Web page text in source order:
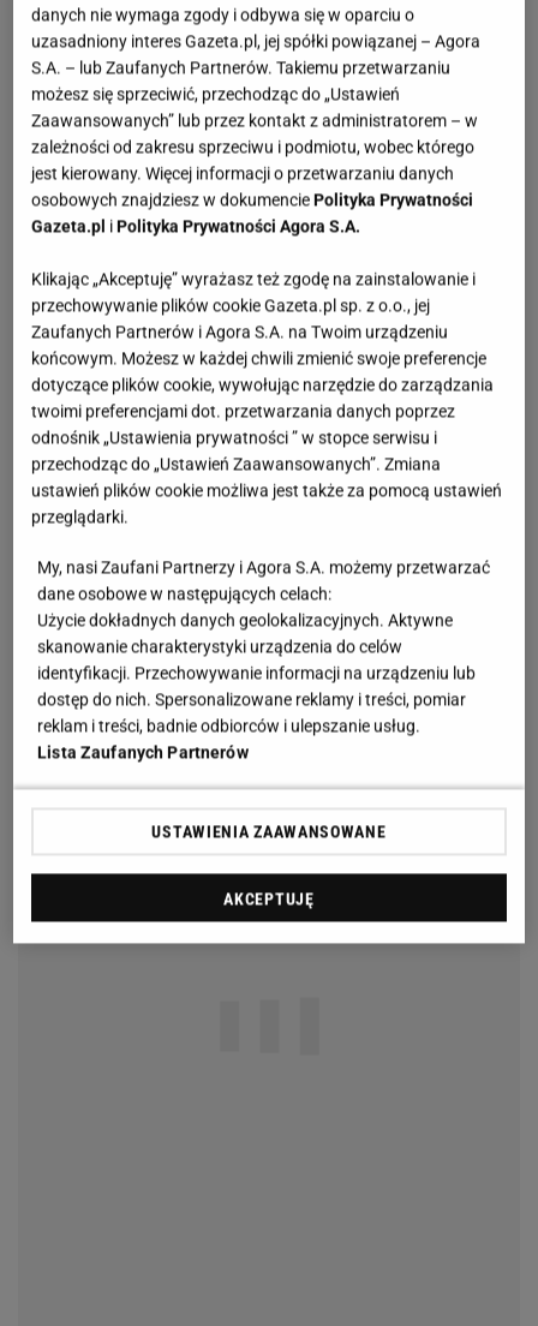
danych nie wymaga zgody i odbywa się w oparciu o
uzasadniony interes Gazeta.pl, jej spółki powiązanej – Agora
S.A. – lub Zaufanych Partnerów. Takiemu przetwarzaniu
możesz się sprzeciwić, przechodząc do „Ustawień
Zaawansowanych” lub przez kontakt z administratorem – w
zależności od zakresu sprzeciwu i podmiotu, wobec którego
jest kierowany. Więcej informacji o przetwarzaniu danych
osobowych znajdziesz w dokumenciePolityka Prywatności
Gazeta.pl iPolityka Prywatności Agora S.A.
Klikając „Akceptuję” wyrażasz też zgodę na zainstalowanie i
przechowywanie plików cookie Gazeta.pl sp. z o.o., jej
Zaufanych Partnerów i Agora S.A. na Twoim urządzeniu
końcowym. Możesz w każdej chwili zmienić swoje preferencje
dotyczące plików cookie, wywołując narzędzie do zarządzania
twoimi preferencjami dot. przetwarzania danych poprzez
odnośnik „Ustawienia prywatności ” w stopce serwisu i
przechodząc do „Ustawień Zaawansowanych”. Zmiana
ustawień plików cookie możliwa jest także za pomocą ustawień
przeglądarki.
My, nasi Zaufani Partnerzy i Agora S.A. możemy przetwarzać
dane osobowe w następujących celach:
Użycie dokładnych danych geolokalizacyjnych. Aktywne
skanowanie charakterystyki urządzenia do celów
identyfikacji. Przechowywanie informacji na urządzeniu lub
dostęp do nich. Spersonalizowane reklamy i treści, pomiar
reklam i treści, badnie odbiorców i ulepszanie usług.
Lista Zaufanych Partnerów
USTAWIENIA ZAAWANSOWANE
AKCEPTUJĘ